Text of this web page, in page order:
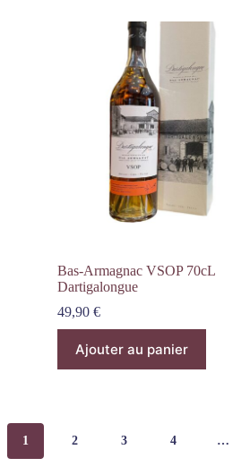
Bas-Armagnac VSOP 70cL
Dartigalongue
49,90 €
Ajouter au panier
1 2 3 4 …